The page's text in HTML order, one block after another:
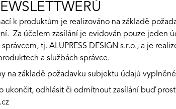
k produktům je realizováno na základě
Za účelem zasílání je evidován pouze jeden
tj. ALUPRESS DESIGN s.r.o., a je
a službách správce.
na základě požadavku subjektu údajů
ukončit, odhlásit či odmítnout zasílání buď